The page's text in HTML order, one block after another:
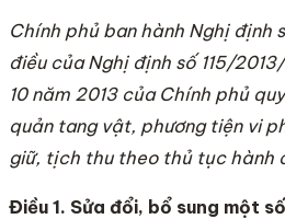
Chính phủ ban hành Nghị định
điều của Nghị định số 115/
10 năm 2013 của Chính phủ
quản tang vật, phương tiện vi
giữ, tịch thu theo thủ tục hành
Điều 1. Sửa đổi, bổ sung một